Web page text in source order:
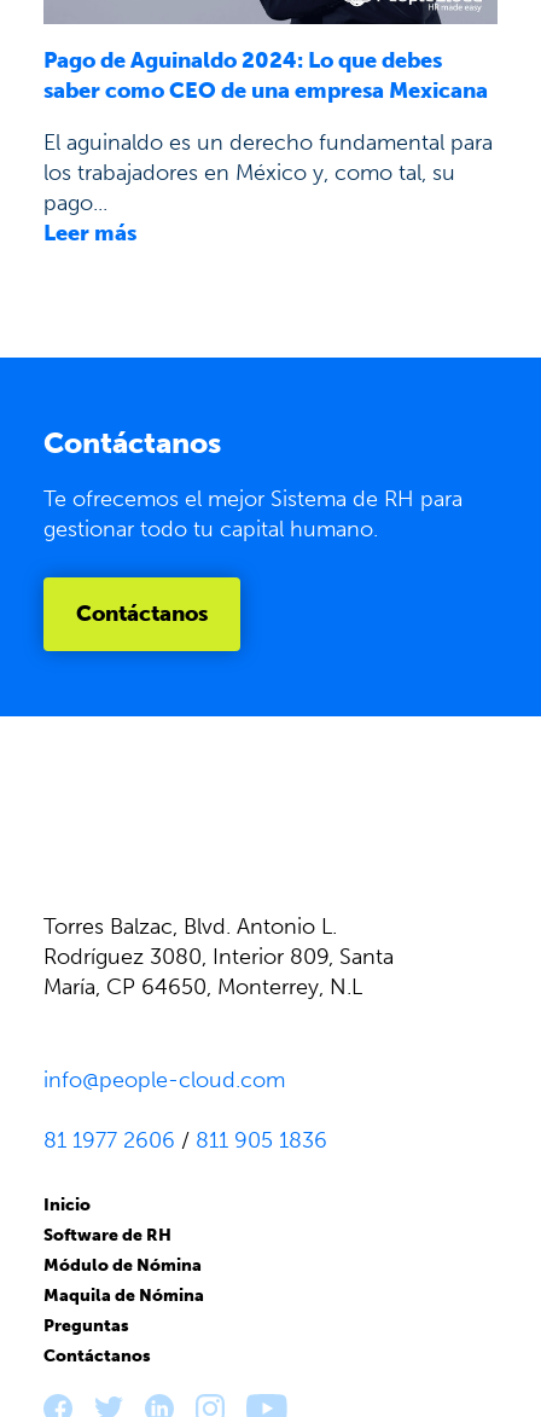
Pago de Aguinaldo 2024: Lo que debes
saber como CEO de una empresa Mexicana
El aguinaldo es un derecho fundamental para
los trabajadores en México y, como tal, su
pago...
Leer más
Contáctanos
Te ofrecemos el mejor Sistema de RH para
gestionar todo tu capital humano.
Contáctanos
Torres Balzac, Blvd. Antonio L.
Rodríguez 3080, Interior 809, Santa
María, CP 64650, Monterrey, N.L
info@people-cloud.com
81 1977 2606 / 811 905 1836
Inicio
Software de RH
Módulo de Nómina
Maquila de Nómina
Preguntas
Contáctanos